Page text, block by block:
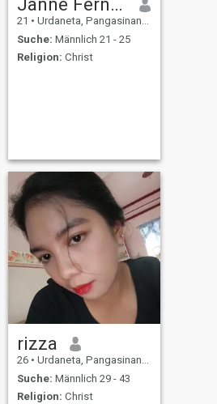
Janne Fernandez
21 • Urdaneta, Pangasinan, Philippinen
Suche: Männlich 21 - 25
Religion: Christ
rizza
26 • Urdaneta, Pangasinan, Philippinen
Suche: Männlich 29 - 43
Religion: Christ